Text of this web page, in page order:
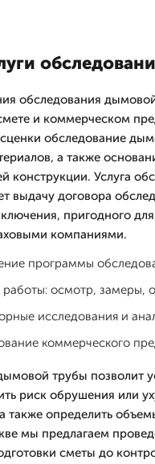
обследования
и коммерческом
обследование
а также
конструкции. Услуга
выдачу договора
пригодного
компаниями.
программы
осмотр, замеры,
исследования и
коммерческого
трубы позволит
риск обрушения или
также определить
мы предлагаем
сметы до